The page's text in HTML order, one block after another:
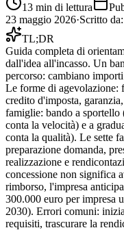
13 min di lettura
23 maggio 2026·Scritto da:
TL;DR
Guida completa di
dall'idea all'incasso. Un
percorso: cambiano
Le forme di agevolazione:
credito d'imposta,
famiglie: bando a
conta la velocità) e a
conta la qualità). Le sette
preparazione domanda,
realizzazione e
concessione non significa
rimborso, l'impresa
300.000 euro per impresa
2030). Errori comuni:
requisiti, trascurare la